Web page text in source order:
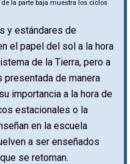
la parte baja muestra los ciclos
y estándares de
el papel del sol a la hora
de la Tierra, pero a
de manera
importancia a la hora de
estacionales o la
en la escuela
a ser enseñados
se retoman.